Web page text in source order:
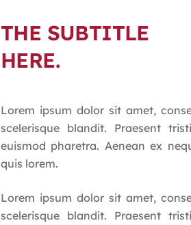
THE SUBTITLE
HERE.
Lorem ipsum dolor sit amet,
scelerisque blandit. Praesent
euismod pharetra. Aenean ex
quis lorem.
Lorem ipsum dolor sit amet,
scelerisque blandit. Praesent